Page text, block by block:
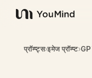
YouMind
प्रॉम्प्ट्स›इमेज प्रॉम्प्ट›